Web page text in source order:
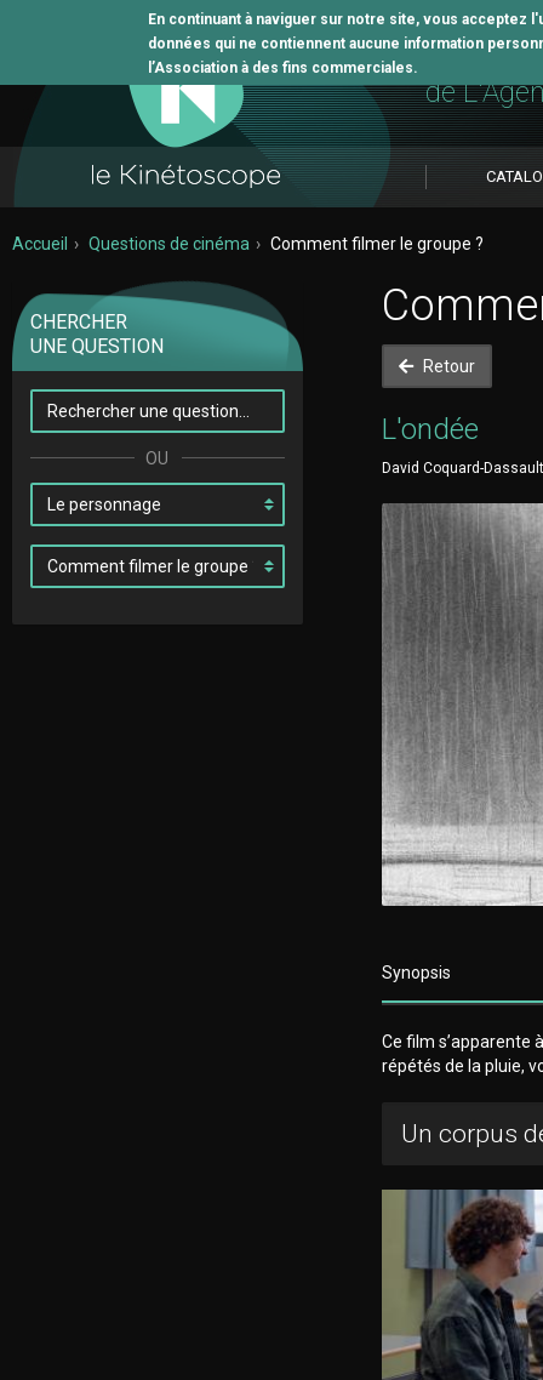
En continuant à naviguer sur notre site, vous
données qui ne contiennent aucune information
l’Association à des fins commerciales. L'outil
de
Accueil Questions de cinéma Comment filmer le groupe ?
CHERCHER
UNE QUESTION
Retour
L'ondée
David Coquard-
Synopsis
Ce film s’apparente
répétés de la pluie,
Un corpus